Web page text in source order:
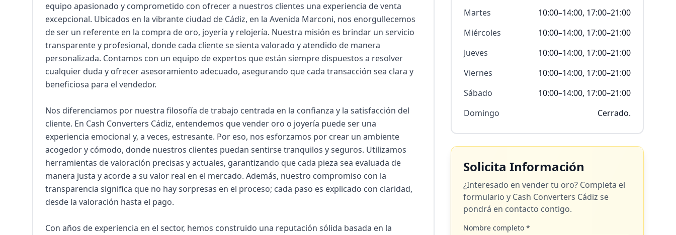
equipo apasionado y comprometido con ofrecer a nuestros clientes una experiencia de venta
excepcional. Ubicados en la vibrante ciudad de Cádiz, en la Avenida Marconi, nos enorgullecemos
de ser un referente en la compra de oro, joyería y relojería. Nuestra misión es brindar un servicio
transparente y profesional, donde cada cliente se sienta valorado y atendido de manera
personalizada. Contamos con un equipo de expertos que están siempre dispuestos a resolver
cualquier duda y ofrecer asesoramiento adecuado, asegurando que cada transacción sea clara y
beneficiosa para el vendedor.
Nos diferenciamos por nuestra filosofía de trabajo centrada en la confianza y la satisfacción del
cliente. En Cash Converters Cádiz, entendemos que vender oro o joyería puede ser una
experiencia emocional y, a veces, estresante. Por eso, nos esforzamos por crear un ambiente
acogedor y cómodo, donde nuestros clientes puedan sentirse tranquilos y seguros. Utilizamos
herramientas de valoración precisas y actuales, garantizando que cada pieza sea evaluada de
manera justa y acorde a su valor real en el mercado. Además, nuestro compromiso con la
transparencia significa que no hay sorpresas en el proceso; cada paso es explicado con claridad,
desde la valoración hasta el pago.
Con años de experiencia en el sector, hemos construido una reputación sólida basada en la
Martes
10:00–14:00, 17:00–21:00
Miércoles
10:00–14:00, 17:00–21:00
Jueves
10:00–14:00, 17:00–21:00
Viernes
10:00–14:00, 17:00–21:00
Sábado
10:00–14:00, 17:00–21:00
Domingo
Cerrado.
Solicita Información
¿Interesado en vender tu oro? Completa el
formulario y Cash Converters Cádiz se
pondrá en contacto contigo.
Nombre completo *